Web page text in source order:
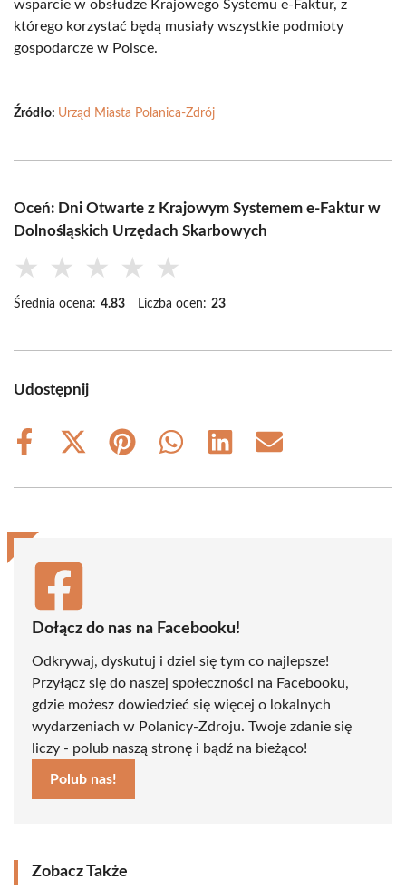
wsparcie w obsłudze Krajowego Systemu e-Faktur, z
którego korzystać będą musiały wszystkie podmioty
gospodarcze w Polsce.
Źródło: Urząd Miasta Polanica-Zdrój
Oceń: Dni Otwarte z Krajowym Systemem e-Faktur w
Dolnośląskich Urzędach Skarbowych
★ ★ ★ ★ ★
Średnia ocena: 4.83 Liczba ocen: 23
Udostępnij
Share
Share
(Twitter)
Share
Share
Share
Share
Dołącz do nas na Facebooku!
Odkrywaj, dyskutuj i dziel się tym co najlepsze!
Przyłącz się do naszej społeczności na Facebooku,
gdzie możesz dowiedzieć się więcej o lokalnych
wydarzeniach w Polanicy-Zdroju. Twoje zdanie się
liczy - polub naszą stronę i bądź na bieżąco!
Polub nas!
Zobacz Także